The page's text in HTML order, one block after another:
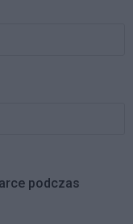
podczas